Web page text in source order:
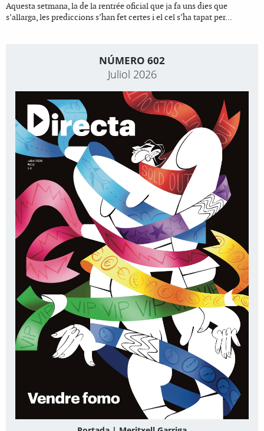
Aquesta setmana, la de la rentrée oficial que ja fa uns dies que
s’allarga, les prediccions s’han fet certes i el cel s’ha tapat per...
NÚMERO 602
Juliol 2026